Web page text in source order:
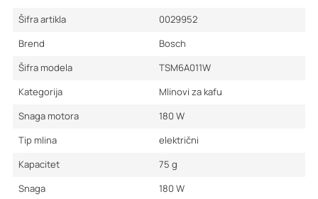
Šifra artikla
0029952
Brend
Bosch
Šifra modela
TSM6A011W
Kategorija
Mlinovi za kafu
Snaga motora
180 W
Tip mlinа
električni
Kapacitet
75 g
Snaga
180 W